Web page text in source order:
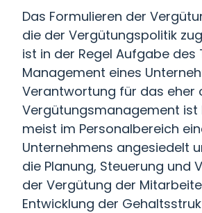
Das Formulieren der
die der Vergütungspolitik
ist in der Regel Aufgabe des
Management eines
Verantwortung für das eher
Vergütungsmanagement ist
meist im Personalbereich
Unternehmens angesiedelt
die Planung, Steuerung und
der Vergütung der
Entwicklung der